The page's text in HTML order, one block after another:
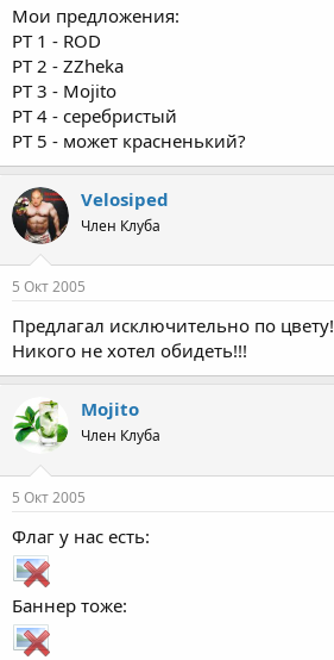
а
Мои предложения:
РТ 1 - ROD
PT 2 - ZZheka
PT 3 - Mojito
PT 4 - серебристый
РТ 5 - может красненький?
Velosiped
Член Клуба
5 Окт 2005
Предлагал исключительно по цвету!
Никого не хотел обидеть!!!
Mojito
Член Клуба
5 Окт 2005
Флаг у нас есть:
Баннер тоже: